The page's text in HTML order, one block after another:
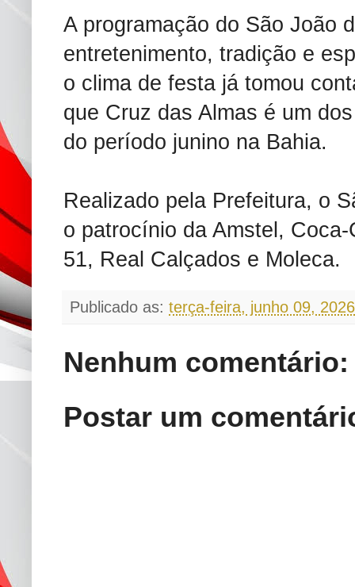
A programação do São João
entretenimento, tradição e
o clima de festa já tomou
que Cruz das Almas é um
do período junino na Bahia.
Realizado pela Prefeitura, o
o patrocínio da Amstel,
51, Real Calçados e Moleca.
Publicado as: terça-feira, junho 09, 2026
Nenhum comentário:
Postar um